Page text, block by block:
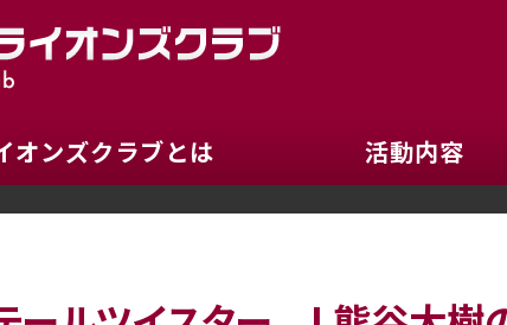
京都ロイ
オンズクラブとは 活動内容